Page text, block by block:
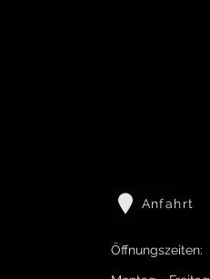
Anfahrt
Öffnungszeiten: